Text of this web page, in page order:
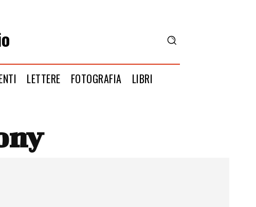
LETTERE FOTOGRAFIA LIBRI